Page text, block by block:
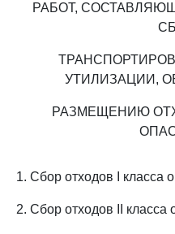
РАБОТ,
УТИЛИЗАЦИИ,
РАЗМЕЩЕНИЮ
1. Сбор отходов I класса
2. Сбор отходов II класса